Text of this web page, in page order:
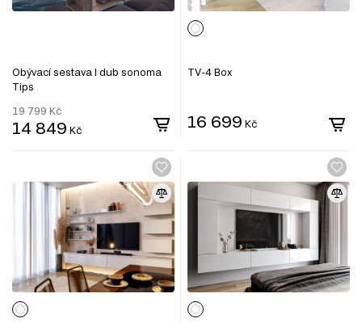
Obývací sestava I dub sonoma
Tips
19 799 Kč
14 849 Kč
TV-4 Box
16 699 Kč